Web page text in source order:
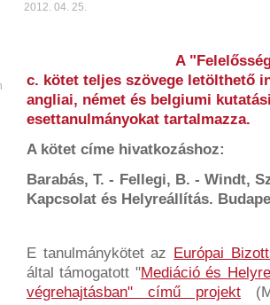
2012. 04. 25.
A
c. kötet teljes szövege letölthető
angliai, német és belgiumi
esettanulmányokat tartalmazza.
A kötet címe hivatkozáshoz:
Barabás, T. - Fellegi, B. - Windt,
Kapcsolat és Helyreállítás.
E tanulmánykötet az Európai
által támogatott "Mediáció és
végrehajtásban" című projekt